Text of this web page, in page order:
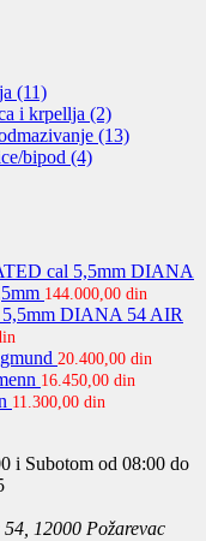
(11)
i krpellja (2)
(13)
bipod (4)
DIANA
144.000,00 din
DIANA 54 AIR
20.400,00 din
16.450,00 din
11.300,00 din
i Subotom od 08:00 do
12000 Požarevac